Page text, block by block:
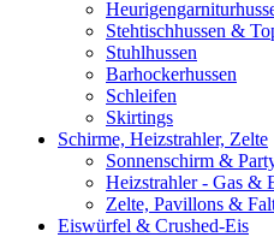
Stehtischhussen &
Stuhlhussen
Barhockerhussen
Schleifen
Skirtings
Schirme, Heizstrahler, Zelte
Sonnenschirm &
Heizstrahler - Gas &
Zelte, Pavillons &
Eiswürfel & Crushed-Eis